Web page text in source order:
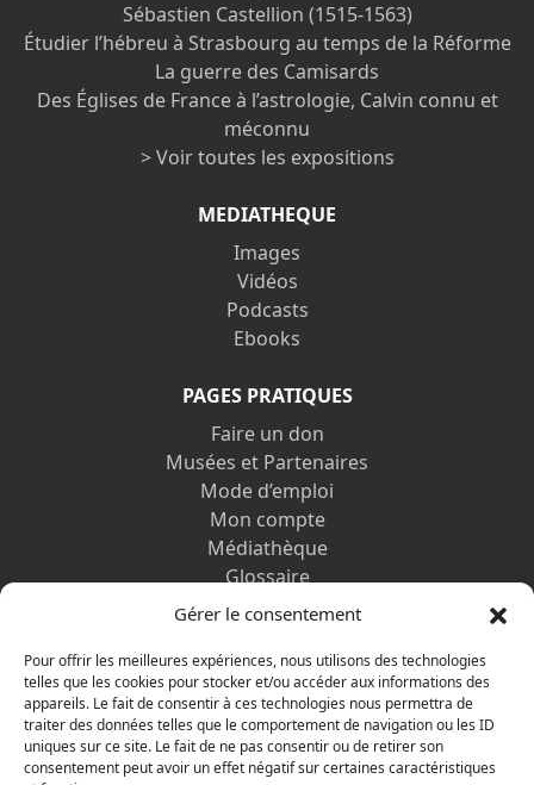
Gérer le consentement
Pour offrir les meilleures expériences, nous utilisons des technologies
telles que les cookies pour stocker et/ou accéder aux informations des
appareils. Le fait de consentir à ces technologies nous permettra de
traiter des données telles que le comportement de navigation ou les ID
uniques sur ce site. Le fait de ne pas consentir ou de retirer son
consentement peut avoir un effet négatif sur certaines caractéristiques
Sébastien Castellion (1515-1563)
Étudier l’hébreu à Strasbourg au temps de la Réforme
La guerre des Camisards
Des Églises de France à l’astrologie, Calvin connu et
méconnu
> Voir toutes les expositions
MEDIATHEQUE
Images
Vidéos
Podcasts
Ebooks
PAGES PRATIQUES
Faire un don
Musées et Partenaires
Mode d’emploi
Mon compte
Médiathèque
Glossaire
Contactez-nous
Vos informations personnelles et cookies
DÉCOUVRIR AUSSI